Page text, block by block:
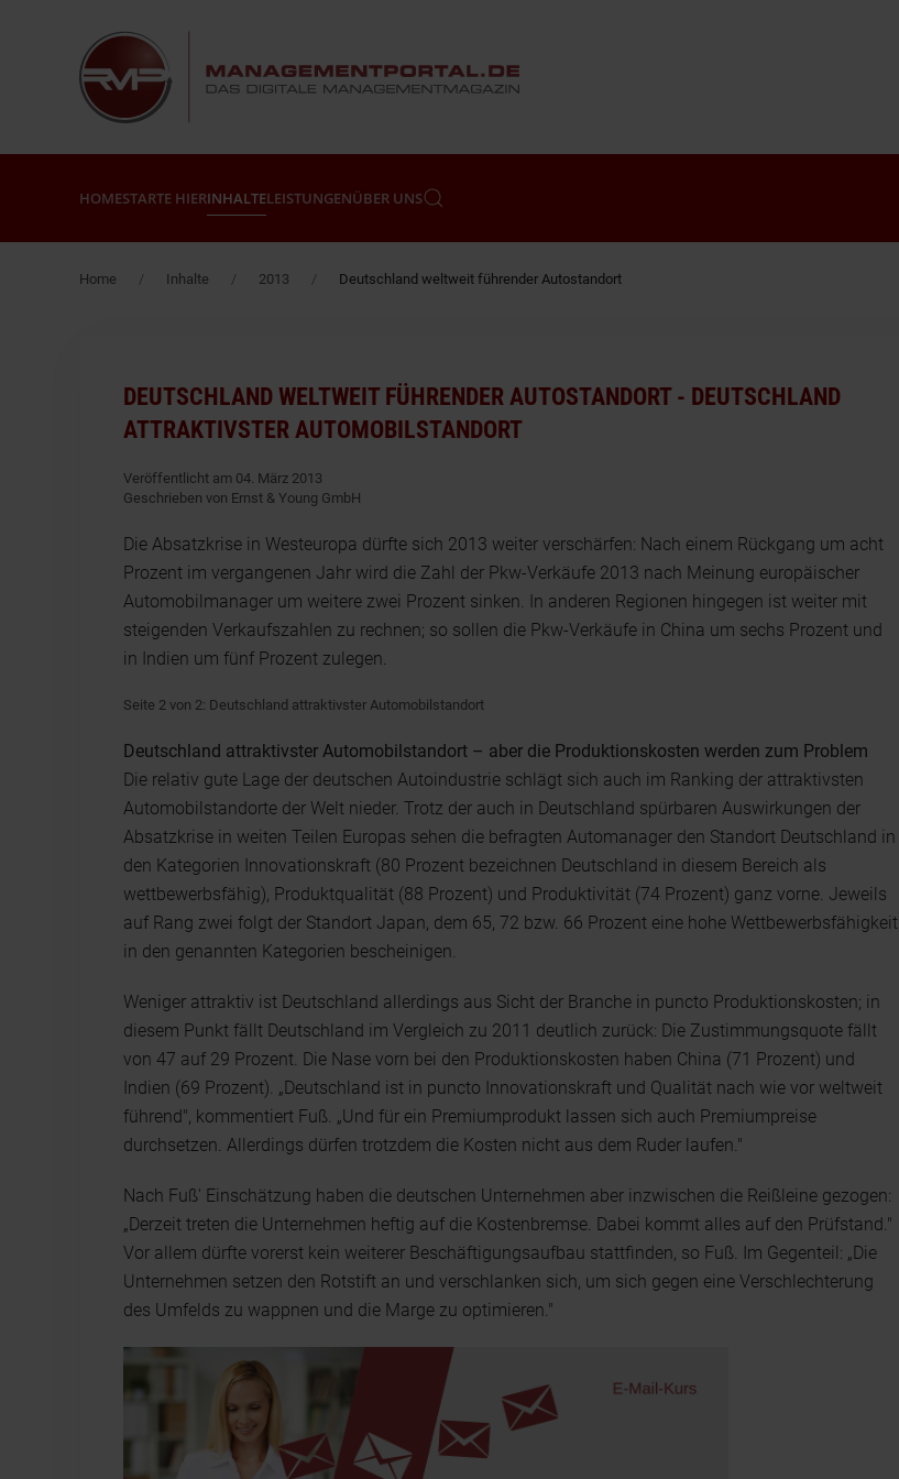
Zum Hauptinhalt springen
HOMESTARTE HIERINHALTELEISTUNGENÜBER UNS
Home Inhalte 2013 Deutschland weltweit führender Autostandort
DEUTSCHLAND WELTWEIT FÜHRENDER AUTOSTANDORT - DEUTSCHLAND
ATTRAKTIVSTER AUTOMOBILSTANDORT
Veröffentlicht am 04. März 2013
Geschrieben von Ernst & Young GmbH
Die Absatzkrise in Westeuropa dürfte sich 2013 weiter verschärfen: Nach einem Rückgang um acht
Prozent im vergangenen Jahr wird die Zahl der Pkw-Verkäufe 2013 nach Meinung europäischer
Automobilmanager um weitere zwei Prozent sinken. In anderen Regionen hingegen ist weiter mit
steigenden Verkaufszahlen zu rechnen; so sollen die Pkw-Verkäufe in China um sechs Prozent und
in Indien um fünf Prozent zulegen.
Seite 2 von 2: Deutschland attraktivster Automobilstandort
Deutschland attraktivster Automobilstandort – aber die Produktionskosten werden zum Problem
Die relativ gute Lage der deutschen Autoindustrie schlägt sich auch im Ranking der attraktivsten
Automobilstandorte der Welt nieder. Trotz der auch in Deutschland spürbaren Auswirkungen der
Absatzkrise in weiten Teilen Europas sehen die befragten Automanager den Standort Deutschland in
den Kategorien Innovationskraft (80 Prozent bezeichnen Deutschland in diesem Bereich als
wettbewerbsfähig), Produktqualität (88 Prozent) und Produktivität (74 Prozent) ganz vorne. Jeweils
auf Rang zwei folgt der Standort Japan, dem 65, 72 bzw. 66 Prozent eine hohe Wettbewerbsfähigkeit
in den genannten Kategorien bescheinigen.
Weniger attraktiv ist Deutschland allerdings aus Sicht der Branche in puncto Produktionskosten; in
diesem Punkt fällt Deutschland im Vergleich zu 2011 deutlich zurück: Die Zustimmungsquote fällt
von 47 auf 29 Prozent. Die Nase vorn bei den Produktionskosten haben China (71 Prozent) und
Indien (69 Prozent). „Deutschland ist in puncto Innovationskraft und Qualität nach wie vor weltweit
führend", kommentiert Fuß. „Und für ein Premiumprodukt lassen sich auch Premiumpreise
durchsetzen. Allerdings dürfen trotzdem die Kosten nicht aus dem Ruder laufen."
Nach Fuß' Einschätzung haben die deutschen Unternehmen aber inzwischen die Reißleine gezogen:
„Derzeit treten die Unternehmen heftig auf die Kostenbremse. Dabei kommt alles auf den Prüfstand."
Vor allem dürfte vorerst kein weiterer Beschäftigungsaufbau stattfinden, so Fuß. Im Gegenteil: „Die
Unternehmen setzen den Rotstift an und verschlanken sich, um sich gegen eine Verschlechterung
des Umfelds zu wappnen und die Marge zu optimieren."